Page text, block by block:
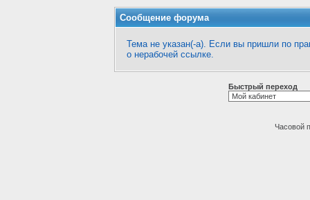
Сообщение форума
Тема не указан(-а). Если вы пришли по
о нерабочей ссылке.
Быстрый переход
Часовой